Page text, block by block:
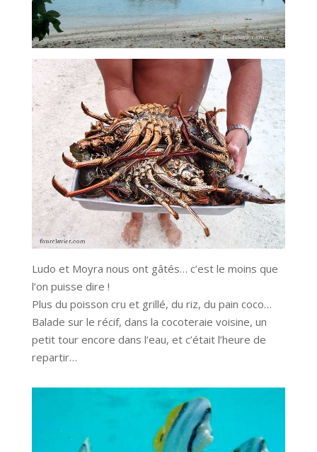
Ludo et Moyra nous ont gâtés… c’est le moins que
l’on puisse dire !
Plus du poisson cru et grillé, du riz, du pain coco…
Balade sur le récif, dans la cocoteraie voisine, un
petit tour encore dans l’eau, et c’était l’heure de
repartir…